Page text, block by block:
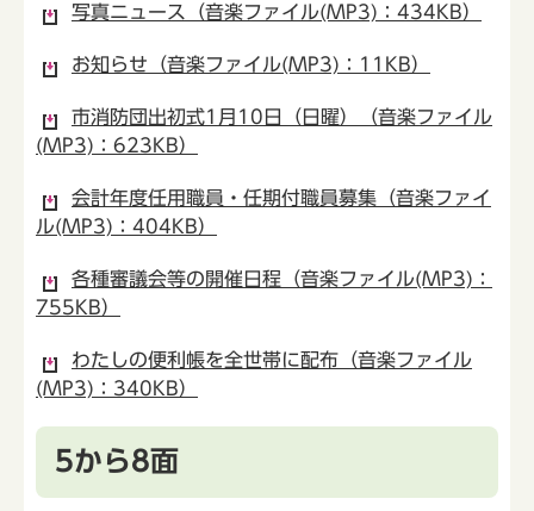
写真ニュース（音楽ファイル(MP3)：434KB）
お知らせ（音楽ファイル(MP3)：11KB）
市消防団出初式1月10日（日曜）（音楽ファイル
(MP3)：623KB）
会計年度任用職員・任期付職員募集（音楽ファイ
ル(MP3)：404KB）
各種審議会等の開催日程（音楽ファイル(MP3)：
755KB）
わたしの便利帳を全世帯に配布（音楽ファイル
(MP3)：340KB）
5から8面